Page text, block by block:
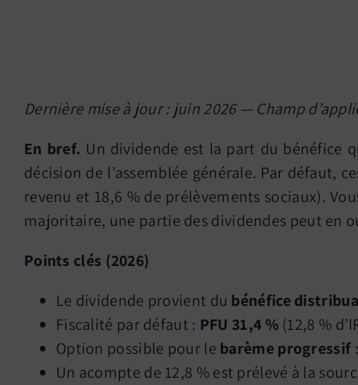
Dernière mise à jour : juin 2026 — Champ
En bref. Un dividende est la part du bénéfice
décision de l’assemblée générale. Par défaut,
revenu et 18,6 % de prélèvements sociaux).
majoritaire, une partie des dividendes peut en
Points clés (2026)
Le dividende provient du bénéfice
Fiscalité par défaut : PFU 31,4 % (12,8 %
Option possible pour le barème progressif
Un acompte de 12,8 % est prélevé à la